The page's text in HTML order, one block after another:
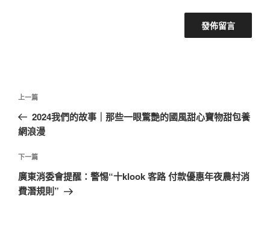
文
導
覽
上
一
篇
章
上一篇
2024我們的故事｜那些一眼驚艷的國風甜心寶物甜包養
網浪漫
下
一
篇
下一篇
廣東消委會提醒：警惕“十klook 客路 付款優惠年夜農村消
費潛規則”